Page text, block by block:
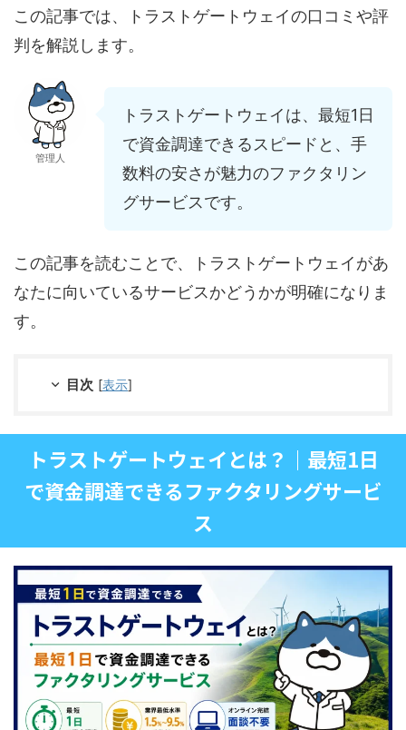
この記事では、トラストゲートウェイの口コミや評
判を解説します。
管理人
トラストゲートウェイは、最短1日
で資金調達できるスピードと、手
数料の安さが魅力のファクタリン
グサービスです。
この記事を読むことで、トラストゲートウェイがあ
なたに向いているサービスかどうかが明確になりま
す。
目次 [表示]
トラストゲートウェイとは？｜最短1日
で資金調達できるファクタリングサービ
ス